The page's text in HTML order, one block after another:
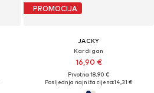
PROMOCIJA
JACKY
Kardigan
16,90 €
Prvotno: 18,90 €
Posljednja najniža cijena:14,31 €